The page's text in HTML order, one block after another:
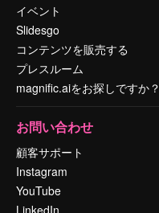
イベント
Slidesgo
コンテンツを販売する
プレスルーム
magnific.aiをお探しですか？
お問い合わせ
顧客サポート
Instagram
YouTube
LinkedIn